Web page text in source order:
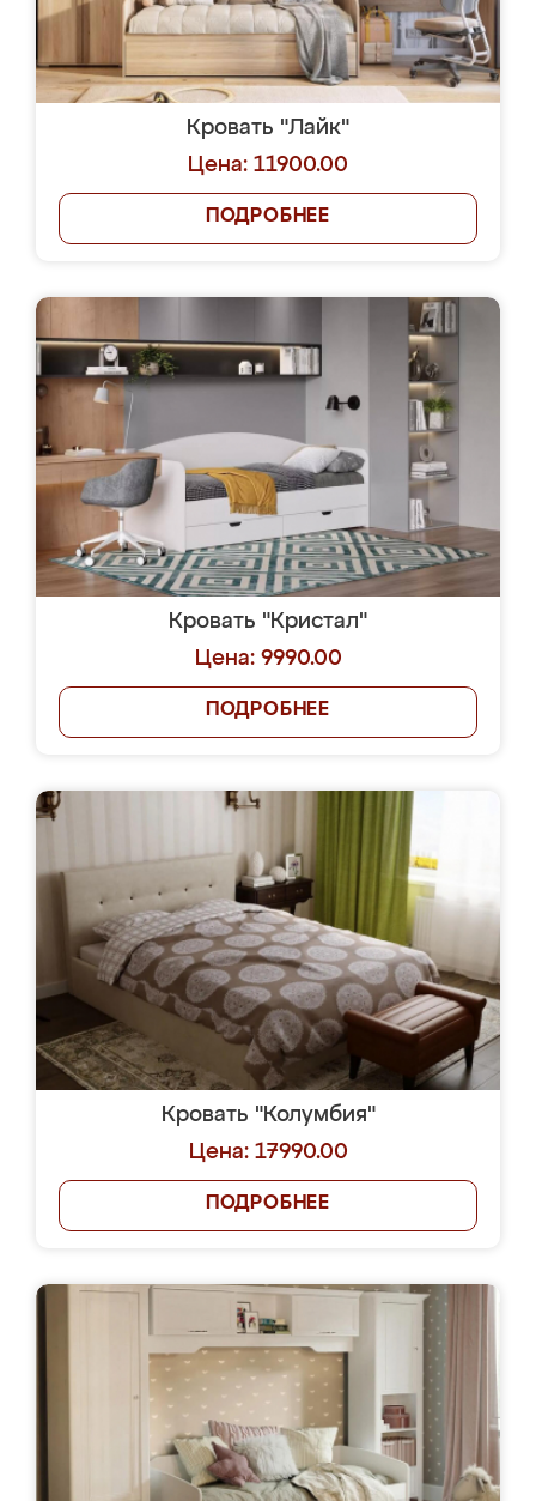
Кровать "Лайк"
Цена: 11900.00
ПОДРОБНЕЕ
Кровать "Кристал"
Цена: 9990.00
ПОДРОБНЕЕ
Кровать "Колумбия"
Цена: 17990.00
ПОДРОБНЕЕ